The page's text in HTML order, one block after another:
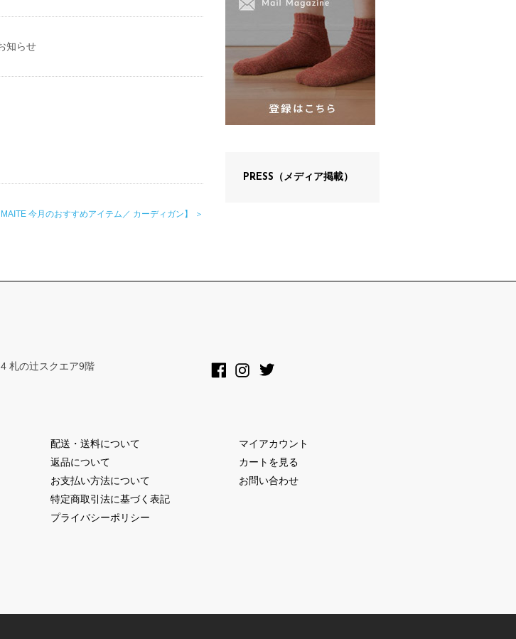
知らせ
MAITE 今月のおすすめアイテム／ カーディガン】 ＞
PRESS（メディア掲載）
札の辻スクエア9階
配送・送料について
返品について
お支払い方法について
特定商取引法に基づく表記
プライバシーポリシー
マイアカウント
カートを見る
お問い合わせ